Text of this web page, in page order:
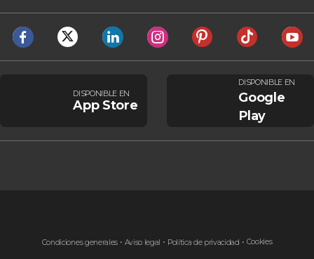
DISPONIBLE EN
App Store
DISPONIBLE EN
Google
Play
Condiciones generales Aviso legal Política de privacidad Cookies